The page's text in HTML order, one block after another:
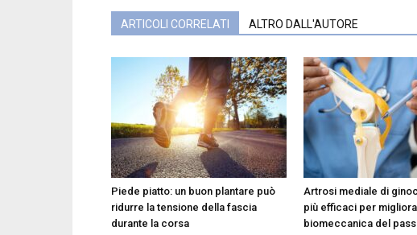
ARTICOLI CORRELATI ALTRO DALL'AUTORE
Piede piatto: un buon plantare può
ridurre la tensione della fascia
durante la corsa
Artrosi mediale di
più efficaci per
biomeccanica del